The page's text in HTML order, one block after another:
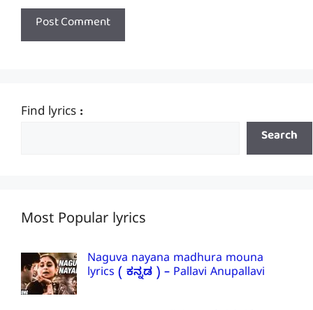
Find lyrics :
Search
Most Popular lyrics
Naguva nayana madhura mouna
lyrics ( ಕನ್ನಡ ) – Pallavi Anupallavi